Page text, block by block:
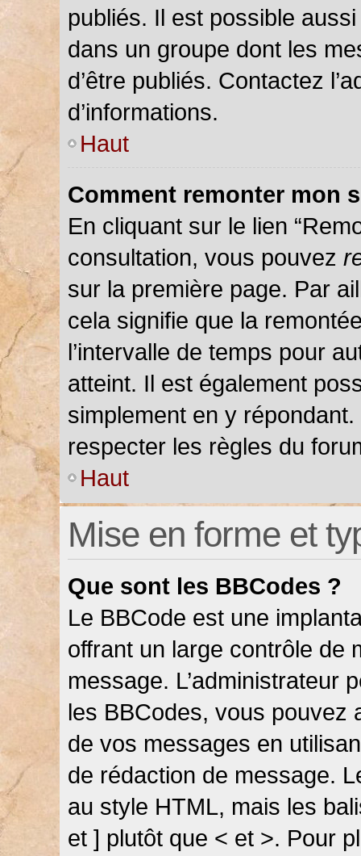
publiés. Il est possible
dans un groupe dont les
d’être publiés. Contactez
d’informations.
Haut
Comment remonter mon
En cliquant sur le lien
consultation, vous pouvez
sur la première page. Par
cela signifie que la
l’intervalle de temps pour
atteint. Il est également
simplement en y
respecter les règles du
Haut
Mise en forme et
Que sont les BBCodes ?
Le BBCode est une
offrant un large contrôle de
message. L’administrateur
les BBCodes, vous pouvez
de vos messages en
de rédaction de message.
au style HTML, mais les
et ] plutôt que < et >. Pour